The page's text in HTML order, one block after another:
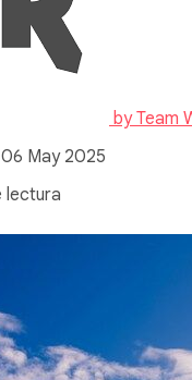
byTeam
May 2025
lectura